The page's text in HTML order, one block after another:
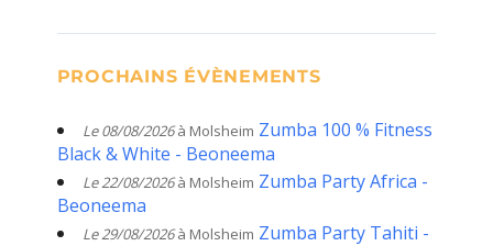
PROCHAINS ÉVÈNEMENTS
Le 08/08/2026à Molsheim Zumba 100 % Fitness
Black & White - Beoneema
Le 22/08/2026à Molsheim Zumba Party Africa -
Beoneema
Le 29/08/2026à Molsheim Zumba Party Tahiti -